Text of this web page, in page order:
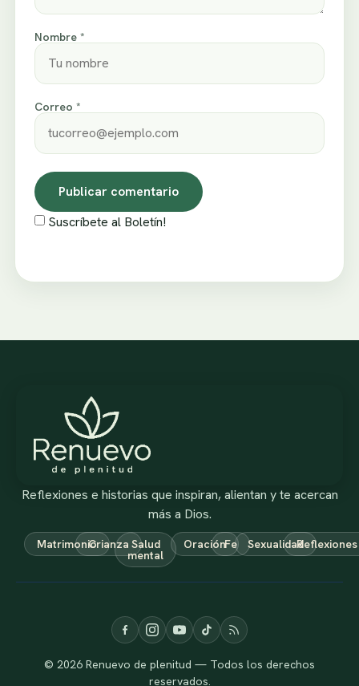
Nombre *
Correo *
Suscríbete al Boletín!
Reflexiones e historias que inspiran, alientan y te acercan
más a Dios.
MatrimonioCrianza Salud
mental
OraciónFe SexualidadReflexiones
© 2026 Renuevo de plenitud — Todos los derechos
reservados.